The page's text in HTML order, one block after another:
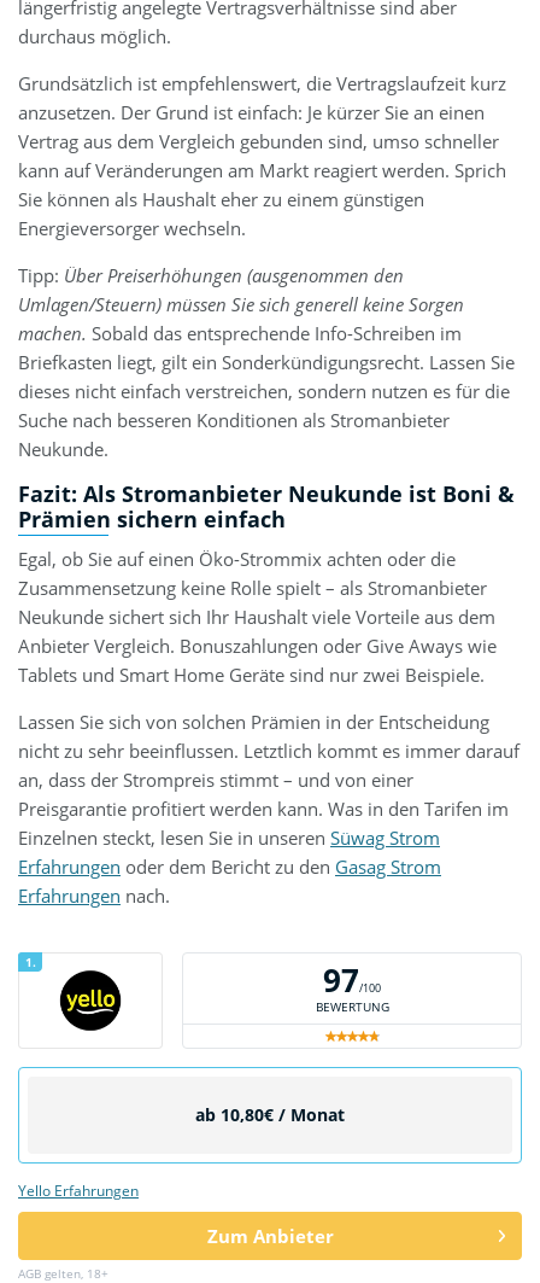
längerfristig angelegte Vertragsverhältnisse sind aber
durchaus möglich.
Grundsätzlich ist empfehlenswert, die Vertragslaufzeit kurz
anzusetzen. Der Grund ist einfach: Je kürzer Sie an einen
Vertrag aus dem Vergleich gebunden sind, umso schneller
kann auf Veränderungen am Markt reagiert werden. Sprich
Sie können als Haushalt eher zu einem günstigen
Energieversorger wechseln.
Tipp: Über Preiserhöhungen (ausgenommen den
Umlagen/Steuern) müssen Sie sich generell keine Sorgen
machen. Sobald das entsprechende Info-Schreiben im
Briefkasten liegt, gilt ein Sonderkündigungsrecht. Lassen Sie
dieses nicht einfach verstreichen, sondern nutzen es für die
Suche nach besseren Konditionen als Stromanbieter
Neukunde.
Fazit: Als Stromanbieter Neukunde ist Boni &
Prämien sichern einfach
Egal, ob Sie auf einen Öko-Strommix achten oder die
Zusammensetzung keine Rolle spielt – als Stromanbieter
Neukunde sichert sich Ihr Haushalt viele Vorteile aus dem
Anbieter Vergleich. Bonuszahlungen oder Give Aways wie
Tablets und Smart Home Geräte sind nur zwei Beispiele.
Lassen Sie sich von solchen Prämien in der Entscheidung
nicht zu sehr beeinflussen. Letztlich kommt es immer darauf
an, dass der Strompreis stimmt – und von einer
Preisgarantie profitiert werden kann. Was in den Tarifen im
Einzelnen steckt, lesen Sie in unseren Süwag Strom
Erfahrungen oder dem Bericht zu den Gasag Strom
Erfahrungen nach.
1. 97/100
BEWERTUNG
ab 10,80€ / Monat
Yello Erfahrungen
Zum Anbieter
AGB gelten, 18+